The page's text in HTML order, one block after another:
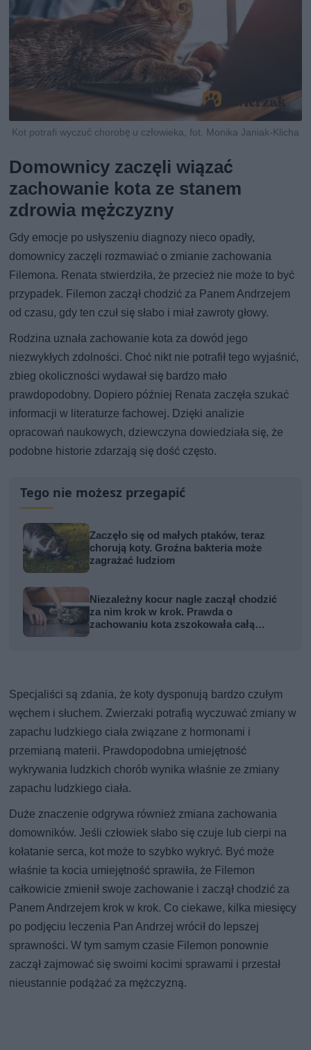
Kot potrafi wyczuć chorobę u człowieka, fot. Monika Janiak-Klicha
Domownicy zaczęli wiązać
zachowanie kota ze stanem
zdrowia mężczyzny
Gdy emocje po usłyszeniu diagnozy nieco opadły,
domownicy zaczęli rozmawiać o zmianie zachowania
Filemona. Renata stwierdziła, że przecież nie może to być
przypadek. Filemon zaczął chodzić za Panem Andrzejem
od czasu, gdy ten czuł się słabo i miał zawroty głowy.
Rodzina uznała zachowanie kota za dowód jego
niezwykłych zdolności. Choć nikt nie potrafił tego wyjaśnić,
zbieg okoliczności wydawał się bardzo mało
prawdopodobny. Dopiero później Renata zaczęła szukać
informacji w literaturze fachowej. Dzięki analizie
opracowań naukowych, dziewczyna dowiedziała się, że
podobne historie zdarzają się dość często.
Tego nie możesz przegapić
Zaczęło się od małych ptaków, teraz
chorują koty. Groźna bakteria może
zagrażać ludziom
Niezależny kocur nagle zaczął chodzić
za nim krok w krok. Prawda o
zachowaniu kota zszokowała całą
Specjaliści są zdania, że koty dysponują bardzo czułym
węchem i słuchem. Zwierzaki potrafią wyczuwać zmiany w
zapachu ludzkiego ciała związane z hormonami i
przemianą materii. Prawdopodobna umiejętność
wykrywania ludzkich chorób wynika właśnie ze zmiany
zapachu ludzkiego ciała.
Duże znaczenie odgrywa również zmiana zachowania
domowników. Jeśli człowiek słabo się czuje lub cierpi na
kołatanie serca, kot może to szybko wykryć. Być może
właśnie ta kocia umiejętność sprawiła, że Filemon
całkowicie zmienił swoje zachowanie i zaczął chodzić za
Panem Andrzejem krok w krok. Co ciekawe, kilka miesięcy
po podjęciu leczenia Pan Andrzej wrócił do lepszej
sprawności. W tym samym czasie Filemon ponownie
zaczął zajmować się swoimi kocimi sprawami i przestał
nieustannie podążać za mężczyzną.